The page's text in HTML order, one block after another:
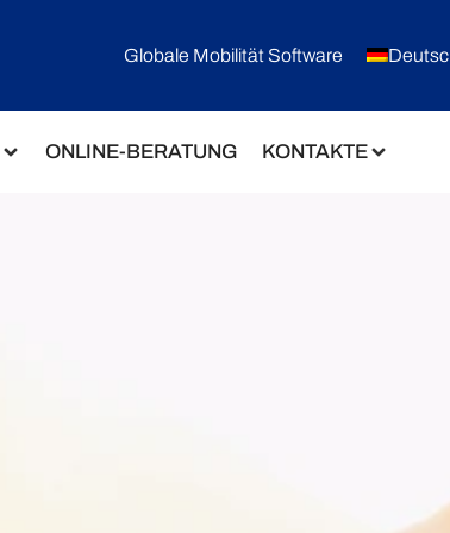
Globale Mobilität Software
ONLINE-BERATUNG KONTAKTE